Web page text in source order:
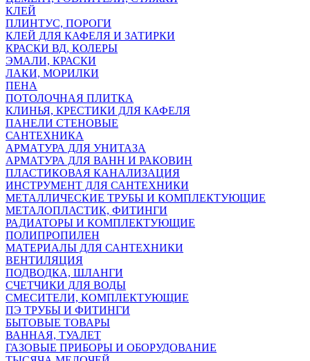
КЛЕЙ
ПЛИНТУС, ПОРОГИ
КЛЕЙ ДЛЯ КАФЕЛЯ И ЗАТИРКИ
КРАСКИ ВД, КОЛЕРЫ
ЭМАЛИ, КРАСКИ
ЛАКИ, МОРИЛКИ
ПЕНА
ПОТОЛОЧНАЯ ПЛИТКА
КЛИНЬЯ, КРЕСТИКИ ДЛЯ КАФЕЛЯ
ПАНЕЛИ СТЕНОВЫЕ
САНТЕХНИКА
АРМАТУРА ДЛЯ УНИТАЗА
АРМАТУРА ДЛЯ ВАНН И РАКОВИН
ПЛАСТИКОВАЯ КАНАЛИЗАЦИЯ
ИНСТРУМЕНТ ДЛЯ САНТЕХНИКИ
МЕТАЛЛИЧЕСКИЕ ТРУБЫ И КОМПЛЕКТУЮЩИЕ
МЕТАЛОПЛАСТИК, ФИТИНГИ
РАДИАТОРЫ И КОМПЛЕКТУЮЩИЕ
ПОЛИПРОПИЛЕН
МАТЕРИАЛЫ ДЛЯ САНТЕХНИКИ
ВЕНТИЛЯЦИЯ
ПОДВОДКА, ШЛАНГИ
СЧЕТЧИКИ ДЛЯ ВОДЫ
СМЕСИТЕЛИ, КОМПЛЕКТУЮЩИЕ
ПЭ ТРУБЫ И ФИТИНГИ
БЫТОВЫЕ ТОВАРЫ
ВАННАЯ, ТУАЛЕТ
ГАЗОВЫЕ ПРИБОРЫ И ОБОРУДОВАНИЕ